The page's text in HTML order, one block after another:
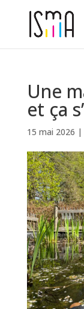
Une
et ça
15 mai 2026 |